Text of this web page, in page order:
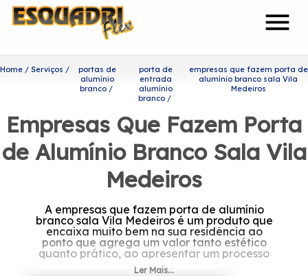
menu
Home Serviços
portas de
alumínio
branco
porta de
entrada
alumínio
branco
empresas que fazem porta de
alumínio branco sala Vila
Medeiros
Empresas Que Fazem Porta
de Alumínio Branco Sala Vila
Medeiros
A empresas que fazem porta de alumínio
branco sala Vila Medeiros é um produto que
encaixa muito bem na sua residência ao
ponto que agrega um valor tanto estético
quanto prático, ao apresentar um processo
de manutenção simplificado.
Ler Mais...